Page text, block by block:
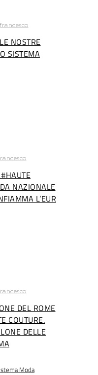
francesco
NOSTRE
SISTEMA
NAZIONALE
L’EUR
DEL ROME
COUTURE.
DELLE
Moda